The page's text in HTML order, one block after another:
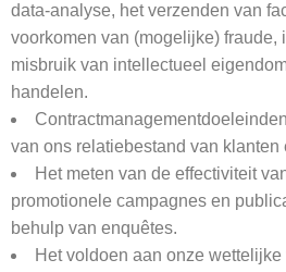
data-analyse, het verzenden van
voorkomen van (mogelijke) fraude,
misbruik van intellectueel
handelen.
van ons relatiebestand van klanten
Het meten van de effectiviteit
promotionele campagnes en
behulp van enquêtes.
Het voldoen aan onze